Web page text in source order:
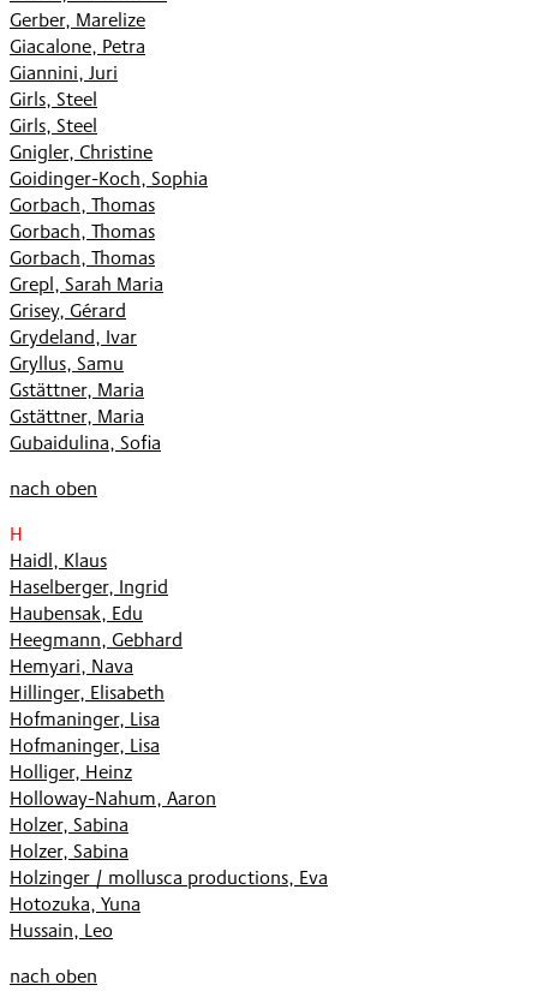
Gerber, Marelize
Giacalone, Petra
Giannini, Juri
Girls, Steel
Girls, Steel
Gnigler, Christine
Goidinger-Koch, Sophia
Gorbach, Thomas
Gorbach, Thomas
Gorbach, Thomas
Grepl, Sarah Maria
Grisey, Gérard
Grydeland, Ivar
Gryllus, Samu
Gstättner, Maria
Gstättner, Maria
Gubaidulina, Sofia
nach oben
H
Haidl, Klaus
Haselberger, Ingrid
Haubensak, Edu
Heegmann, Gebhard
Hemyari, Nava
Hillinger, Elisabeth
Hofmaninger, Lisa
Hofmaninger, Lisa
Holliger, Heinz
Holloway-Nahum, Aaron
Holzer, Sabina
Holzer, Sabina
Holzinger / mollusca productions, Eva
Hotozuka, Yuna
Hussain, Leo
nach oben